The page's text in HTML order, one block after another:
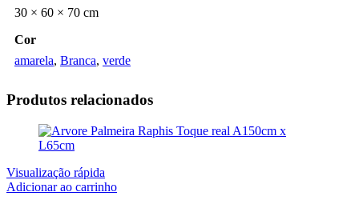
30 × 60 × 70 cm
Cor
amarela, Branca, verde
Produtos relacionados
Visualização rápida
Adicionar ao carrinho